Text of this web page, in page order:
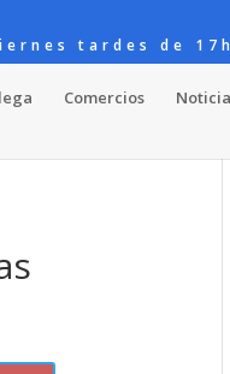
tardes de
Comercios